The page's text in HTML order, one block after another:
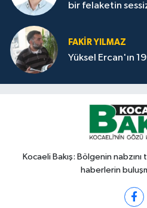
bir felaketin
FAKİR YILMAZ
Yüksel Ercan'ın
Kocaeli Bakış: Bölgenin
haberlerin